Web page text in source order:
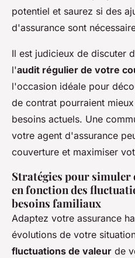
potentiel et saurez si des
d'assurance sont
Il est judicieux de discuter
l'audit régulier de votre
l'occasion idéale pour
de contrat pourraient
besoins actuels. Une
votre agent d'assurance
couverture et maximiser
Stratégies pour
en fonction des
besoins familiaux
Adaptez votre assurance
évolutions de votre
fluctuations de valeur de